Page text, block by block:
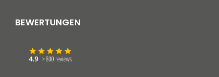
BEWERTUNGEN